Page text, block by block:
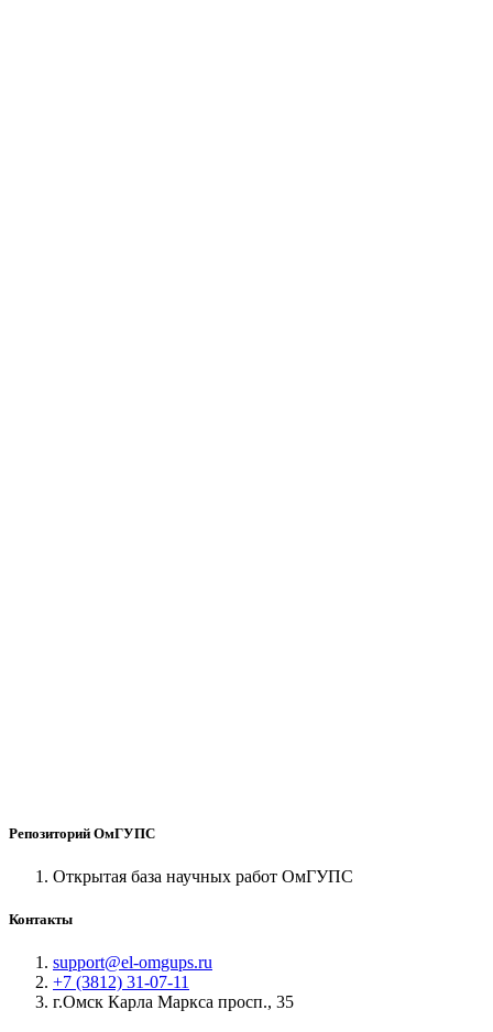
Репозиторий ОмГУПС
Открытая база научных работ ОмГУПС
Контакты
support@el-omgups.ru
+7 (3812) 31-07-11
г.Омск Карла Маркса просп., 35